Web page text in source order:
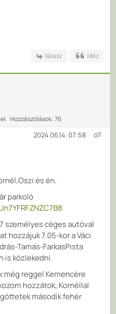
Válasz Idéz
Hozzászólások: 76
2024.06.14. 07:58
és én.
parkoló
személyes céges autóval
hozzájuk 7.05-kor a Váci
Tamás-FarkasPista
is közlekedni.
még reggel Kemencére
hozzátok, Kornéllal
második fehér